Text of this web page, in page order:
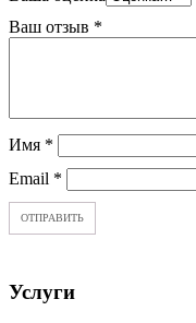
Ваш отзыв *
Имя *
Email *
Услуги